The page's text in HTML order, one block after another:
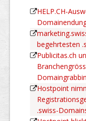
HELP.CH-
begehrtesten
Publicitas.ch
Hostpoint
.swiss-